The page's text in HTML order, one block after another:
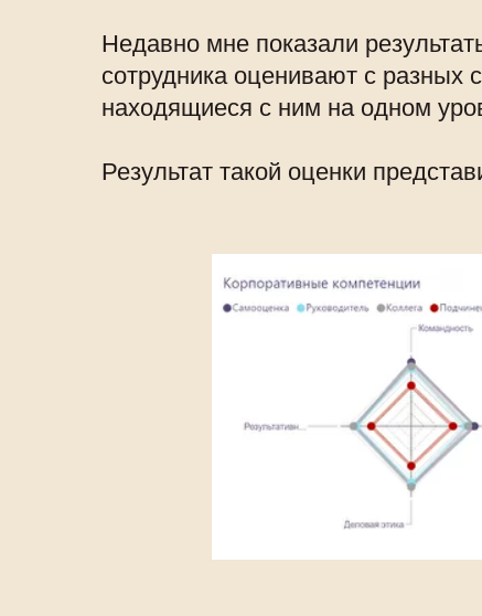
Недавно мне показали
сотрудника оценивают с разных
находящиеся с ним на одном
Результат такой оценки